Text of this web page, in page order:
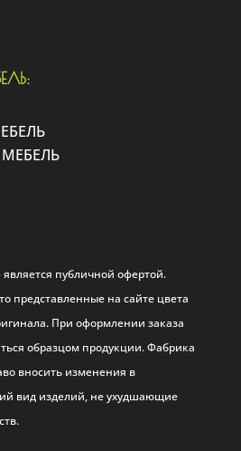
публичной офертой.
представленные на сайте цвета
При оформлении заказа
образцом продукции. Фабрика
вносить изменения в
вид изделий, не ухудшающие